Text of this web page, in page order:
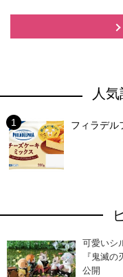
人
フィラデル
可愛いシ
『鬼滅
公開